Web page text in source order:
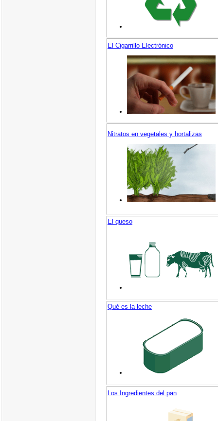
El Cigarrillo Electrónico
Nitratos en vegetales y hortalizas
El queso
Qué es la leche
Los Ingredientes del pan